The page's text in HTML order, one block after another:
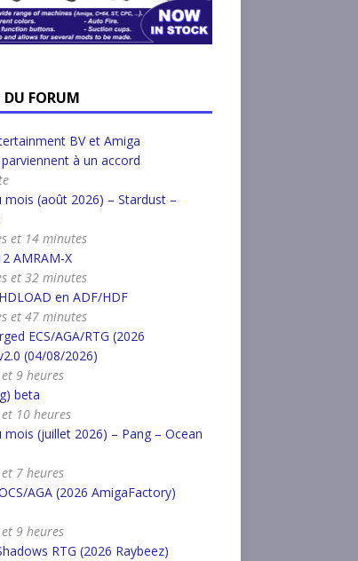
DU FORUM
BV et Amiga
à un accord
mois (août 2026) – Stardust –
et 14 minutes
AMRAM-X
et 32 minutes
en ADF/HDF
et 47 minutes
ECS/AGA/RTG (2026
(04/08/2026)
9 heures
beta
10 heures
mois (juillet 2026) – Pang – Ocean
7 heures
AGA (2026 AmigaFactory)
9 heures
RTG (2026 Raybeez)